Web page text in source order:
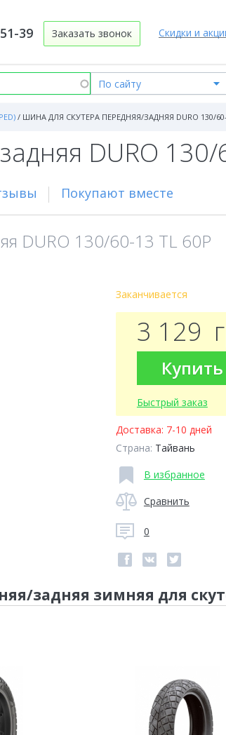
Скидки и
39 Заказать звонок
/ ШИНА ДЛЯ СКУТЕРА ПЕРЕДНЯЯ/ЗАДНЯЯ DURO 130/60-
DURO
Покупают вместе
DURO 130/60-13 TL 60P
Заканчивается
3 129
Купить
Быстрый заказ
Доставка: 7-10 дней
Страна: Тайвань
В избранное
Сравнить
0
задняя зимняя для